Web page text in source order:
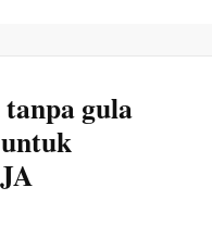
gula